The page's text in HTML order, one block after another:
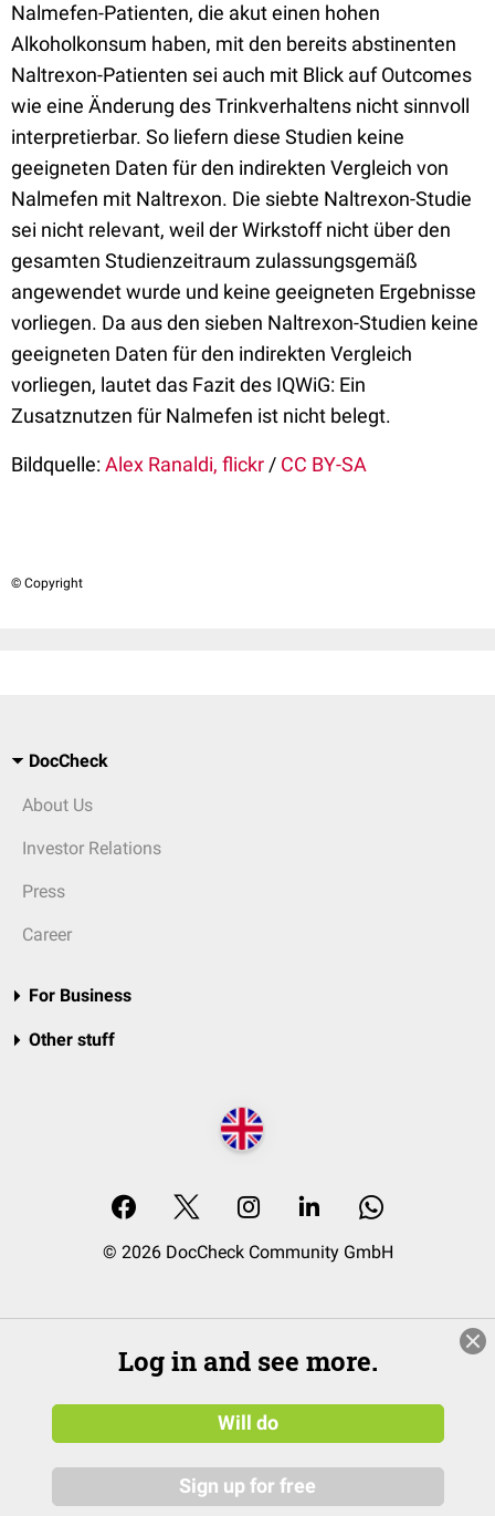
Nalmefen-Patienten, die akut einen hohen
Alkoholkonsum haben, mit den bereits abstinenten
Naltrexon-Patienten sei auch mit Blick auf Outcomes
wie eine Änderung des Trinkverhaltens nicht sinnvoll
interpretierbar. So liefern diese Studien keine
geeigneten Daten für den indirekten Vergleich von
Nalmefen mit Naltrexon. Die siebte Naltrexon-Studie
sei nicht relevant, weil der Wirkstoff nicht über den
gesamten Studienzeitraum zulassungsgemäß
angewendet wurde und keine geeigneten Ergebnisse
vorliegen. Da aus den sieben Naltrexon-Studien keine
geeigneten Daten für den indirekten Vergleich
vorliegen, lautet das Fazit des IQWiG: Ein
Zusatznutzen für Nalmefen ist nicht belegt.
Bildquelle:Alex Ranaldi, flickr / CC BY-SA
© Copyright
DocCheck
About Us
Investor Relations
Press
Career
For Business
Other stuff
© 2026 DocCheck Community GmbH
Log in and see more.
Will do
Sign up for free